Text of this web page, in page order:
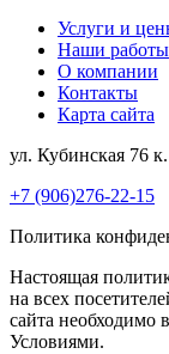
Услуги и
Наши работы
О компании
Контакты
Карта сайта
ул. Кубинская 76
+7 (906)276-22-15
Политика
Настоящая
на всех
сайта необходимо
Условиями.